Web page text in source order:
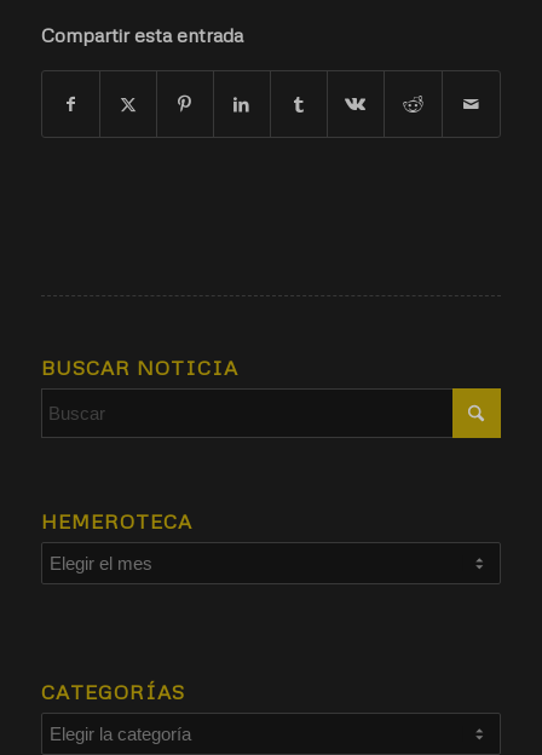
Compartir esta entrada
BUSCAR NOTICIA
HEMEROTECA
CATEGORÍAS